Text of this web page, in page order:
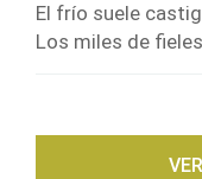
El frío suele
Los miles de